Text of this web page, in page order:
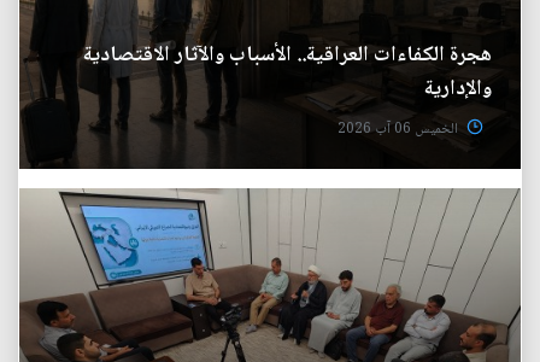
هجرة الكفاءات العراقية.. الأسباب والآثار الاقتصادية
والإدارية
الخميس 06 آب 2026